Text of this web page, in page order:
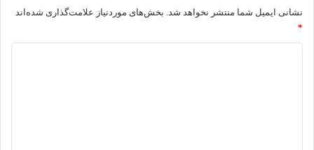
نشانی ایمیل شما منتشر نخواهد شد. بخش‌های موردنیاز علامت‌گذاری شده‌اند
*